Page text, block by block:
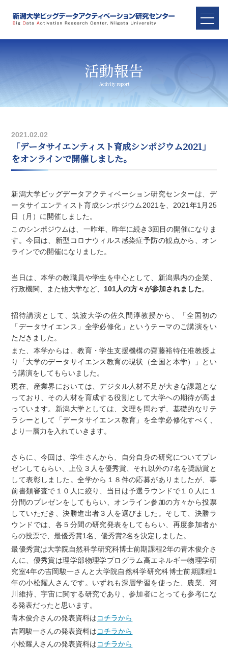
活動報告
「データサイエンティスト育成シンポジウム2021」
をオンラインで開催しました。
2021.02.02
新潟大学ビッグデータアクティベーション研究センターは、デ
ータサイエンティスト育成シンポジウム2021を、2021年1月25
日（月）に開催しました。
このシンポジウムは、一昨年、昨年に続き3回目の開催になりま
す。今回は、新型コロナウィルス感染症予防の観点から、オン
ラインでの開催になりました。
当日は、本学の教職員や学生を中心として、新潟県内の企業、
行政機関、また他大学など、101人の方々が参加されました。
招待講演として、筑波大学の佐久間淳教授から、「全国初の
「データサイエンス」全学必修化」というテーマのご講演をい
ただきました。
また、本学からは、教育・学生支援機構の齋藤裕特任准教授よ
り「大学のデータサイエンス教育の現状（全国と本学）」とい
う講演をしてもらいました。
現在、産業界においては、デジタル人材不足が大きな課題とな
っており、その人材を育成する役割として大学への期待が高ま
っています。新潟大学としては、文理を問わず、基礎的なリテ
ラシーとして「データサイエンス教育」を全学必修化すべく、
より一層力を入れていきます。
さらに、今回は、学生さんから、自分自身の研究についてプレ
ゼンしてもらい、上位３人を優秀賞、それ以外の7名を奨励賞と
して表彰しました。全学から１８件の応募がありましたが、事
前書類審査で１０人に絞り、当日は予選ラウンドで１０人に１
分間のプレゼンをしてもらい、オンライン参加の方々から投票
していただき、決勝進出者３人を選びました。そして、決勝ラ
ウンドでは、各５分間の研究発表をしてもらい、再度参加者か
らの投票で、最優秀賞1名、優秀賞2名を決定しました。
最優秀賞は大学院自然科学研究科博士前期課程2年の青木俊介さ
んに、優秀賞は理学部物理学プログラム高エネルギー物理学研
究室4年の吉岡駿一さんと⼤学院⾃然科学研究科博⼠前期課程1
年の⼩松耀⼈さんです。いずれも深層学習を使った、農業、河
川維持、宇宙に関する研究であり、参加者にとっても参考にな
る発表だったと思います。
青木俊介さんの発表資料はコチラから
吉岡駿一さんの発表資料はコチラから
⼩松耀⼈さんの発表資料はコチラから